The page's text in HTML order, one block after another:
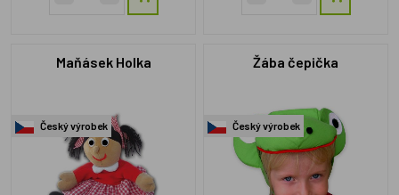
Maňásek Holka
Český výrobek
Žába čepička
Český výrobek